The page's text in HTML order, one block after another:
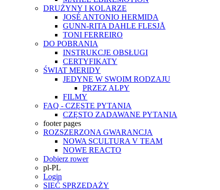
DRUŻYNY I KOLARZE
JOSÉ ANTONIO HERMIDA
GUNN-RITA DAHLE FLESJÅ
TONI FERREIRO
DO POBRANIA
INSTRUKCJE OBSŁUGI
CERTYFIKATY
ŚWIAT MERIDY
JEDYNE W SWOIM RODZAJU
PRZEZ ALPY
FILMY
FAQ - CZĘSTE PYTANIA
CZĘSTO ZADAWANE PYTANIA
footer pages
ROZSZERZONA GWARANCJA
NOWA SCULTURA V TEAM
NOWE REACTO
Dobierz rower
pl-PL
Login
SIEĆ SPRZEDAŻY